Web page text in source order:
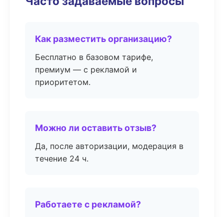
Как разместить организацию?
Бесплатно в базовом тарифе,
премиум — с рекламой и
приоритетом.
Можно ли оставить отзыв?
Да, после авторизации, модерация в
течение 24 ч.
Работаете с рекламой?